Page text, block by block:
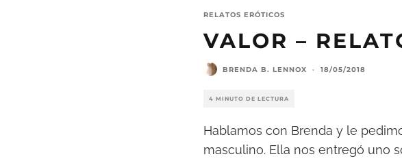
RELATOS ERÓTICOS
VALOR –
BRENDA B. LENNOX · 18/05/2018
4 MINUTO DE LECTURA
Hablamos con Brenda y le
masculino. Ella nos entregó uno